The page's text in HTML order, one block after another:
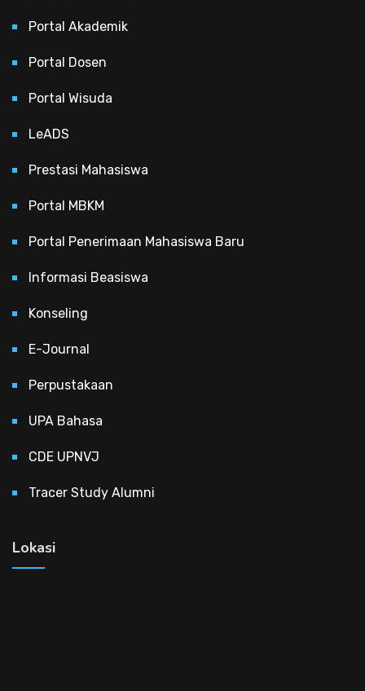
Portal Akademik
Portal Dosen
Portal Wisuda
LeADS
Prestasi Mahasiswa
Portal MBKM
Portal Penerimaan Mahasiswa Baru
Informasi Beasiswa
Konseling
E-Journal
Perpustakaan
UPA Bahasa
CDE UPNVJ
Tracer Study Alumni
Lokasi